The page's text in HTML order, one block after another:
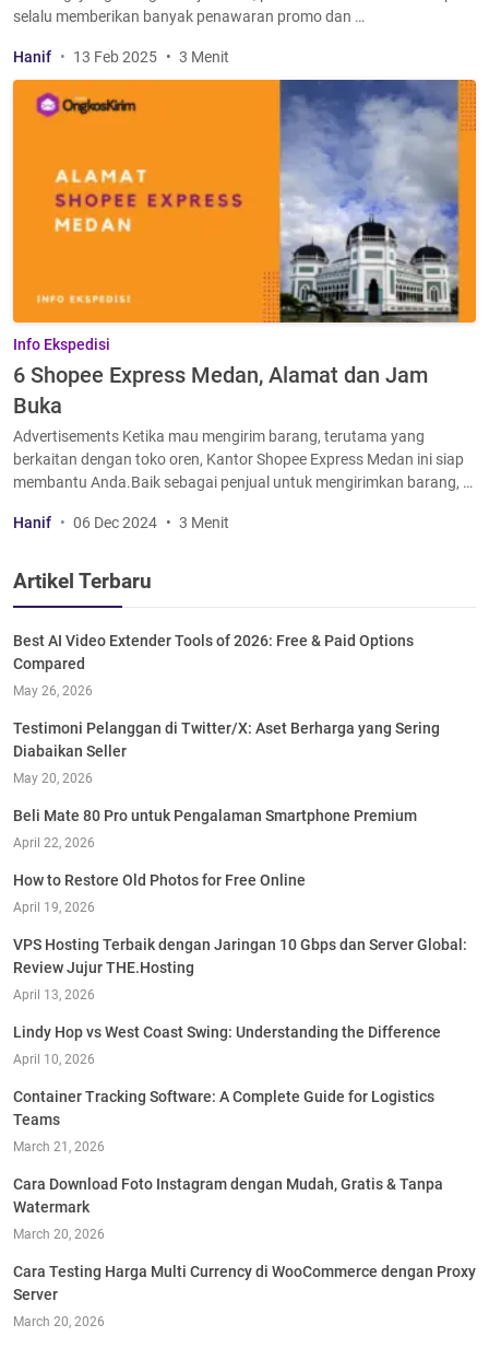
selalu memberikan banyak penawaran promo dan …
Hanif 13 Feb 2025 3 Menit
Info Ekspedisi
6 Shopee Express Medan, Alamat dan Jam
Buka
Advertisements Ketika mau mengirim barang, terutama yang
berkaitan dengan toko oren, Kantor Shopee Express Medan ini siap
membantu Anda.Baik sebagai penjual untuk mengirimkan barang, …
Hanif 06 Dec 2024 3 Menit
Artikel Terbaru
Best AI Video Extender Tools of 2026: Free & Paid Options
Compared
May 26, 2026
Testimoni Pelanggan di Twitter/X: Aset Berharga yang Sering
Diabaikan Seller
May 20, 2026
Beli Mate 80 Pro untuk Pengalaman Smartphone Premium
April 22, 2026
How to Restore Old Photos for Free Online
April 19, 2026
VPS Hosting Terbaik dengan Jaringan 10 Gbps dan Server Global:
Review Jujur THE.Hosting
April 13, 2026
Lindy Hop vs West Coast Swing: Understanding the Difference
April 10, 2026
Container Tracking Software: A Complete Guide for Logistics
Teams
March 21, 2026
Cara Download Foto Instagram dengan Mudah, Gratis & Tanpa
Watermark
March 20, 2026
Cara Testing Harga Multi Currency di WooCommerce dengan Proxy
Server
March 20, 2026